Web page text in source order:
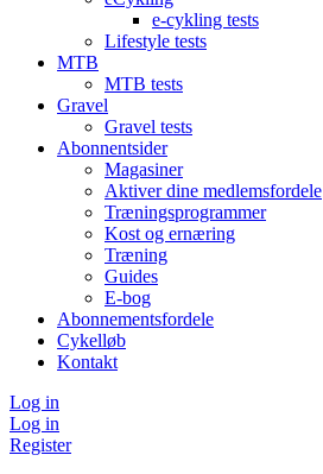
e-cykling tests
Lifestyle tests
MTB
MTB tests
Gravel
Gravel tests
Abonnentsider
Magasiner
Aktiver dine medlemsfordele
Træningsprogrammer
Kost og ernæring
Træning
Guides
E-bog
Abonnementsfordele
Cykelløb
Kontakt
Log in
Log in
Register